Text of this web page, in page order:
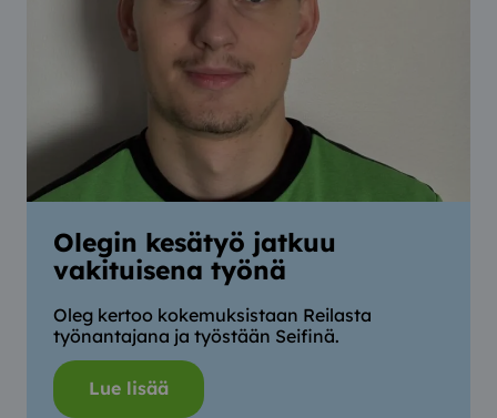
Olegin kesätyö jatkuu
vakituisena työnä
Oleg kertoo kokemuksistaan Reilasta
työnantajana ja työstään Seifinä.
Lue lisää